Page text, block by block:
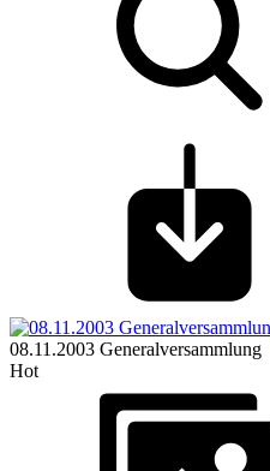
08.11.2003 Generalversammlung
Hot